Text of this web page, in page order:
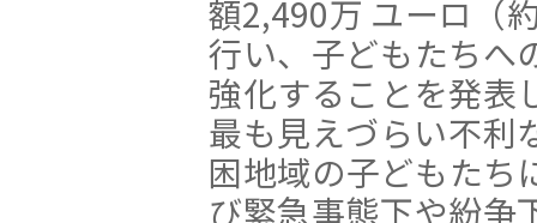
額2,490万 ユーロ（
行い、子どもたちへ
強化することを発表
最も見えづらい不利
困地域の子どもたち
び緊急事態下や紛争